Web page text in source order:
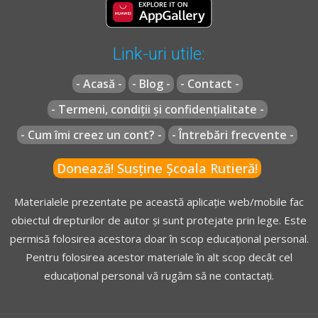
confiscarea bunurilor destinate săvârşirii
urgenţă ori folosite în acest scop;
abrogată;
radierea din oficiu a înmatriculării sau înregistrării
vehiculului, în cazurile prevăzute la art. 17 alin. (4);
f)abrogată;
* OUG =ORDONANŢĂ DE URGENŢĂ nr. 195 din 12 decembrie
2002actualizată(Codul rutier)
Link-uri utile:
- Acasă - - Blog -
- Contact -
- Termeni, condiții și confidențialitate -
- Cum îmi creez un cont? -
- Întrebări frecvente -
Donează! Susține Școala Rutieră!
Materialele prezentate pe această aplicație web/mobile fac
obiectul drepturilor de autor și sunt protejate prin lege. Este
permisă folosirea acestora doar în scop educațional personal.
Pentru folosirea acestor materiale în alt scop decât cel
educațional personal vă rugăm să ne contactați.